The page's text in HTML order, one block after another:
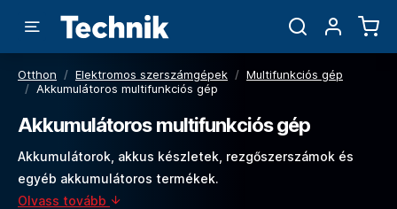
Otthon / Elektromos szerszámgépek / Multifunkciós gép
/ Akkumulátoros multifunkciós gép
Akkumulátoros multifunkciós gép
Akkumulátorok, akkus készletek, rezgőszerszámok és
egyéb akkumulátoros termékek.
Olvass tovább